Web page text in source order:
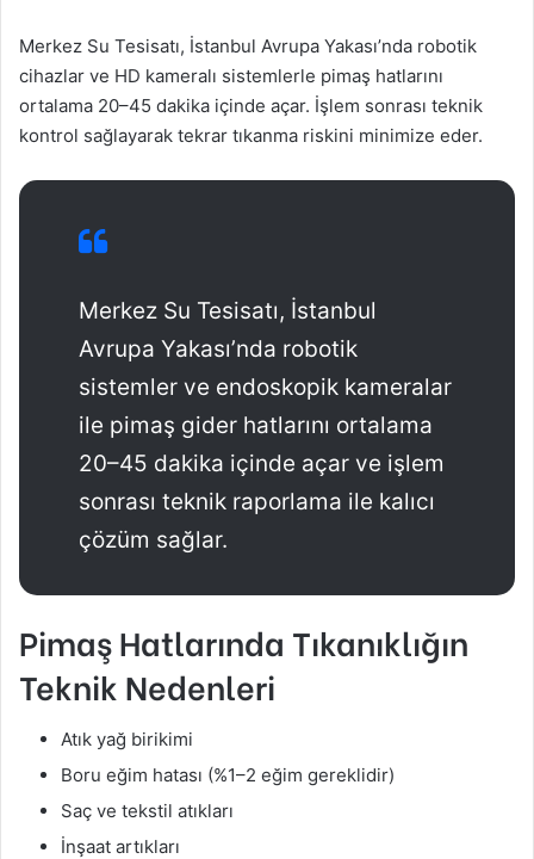
Merkez Su Tesisatı, İstanbul Avrupa Yakası’nda robotik
cihazlar ve HD kameralı sistemlerle pimaş hatlarını
ortalama 20–45 dakika içinde açar. İşlem sonrası teknik
kontrol sağlayarak tekrar tıkanma riskini minimize eder.
Merkez Su Tesisatı, İstanbul
Avrupa Yakası’nda robotik
sistemler ve endoskopik kameralar
ile pimaş gider hatlarını ortalama
20–45 dakika içinde açar ve işlem
sonrası teknik raporlama ile kalıcı
çözüm sağlar.
Pimaş Hatlarında Tıkanıklığın
Teknik Nedenleri
Atık yağ birikimi
Boru eğim hatası (%1–2 eğim gereklidir)
Saç ve tekstil atıkları
İnşaat artıkları